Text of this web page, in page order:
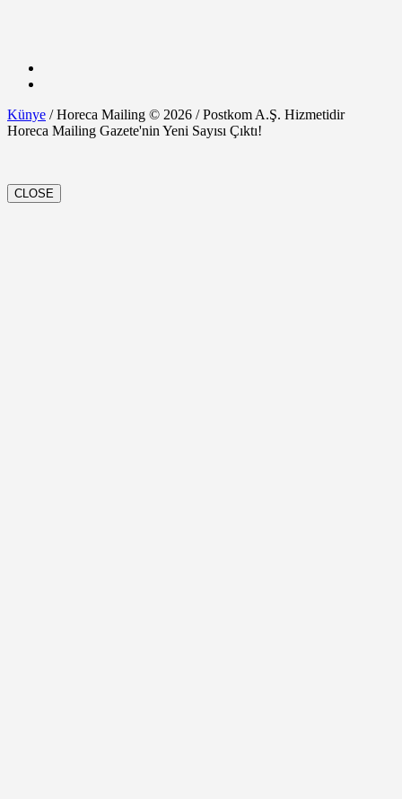
Künye / Horeca Mailing © 2026 / Postkom A.Ş. Hizmetidir
Horeca Mailing Gazete'nin Yeni Sayısı Çıktı!
CLOSE